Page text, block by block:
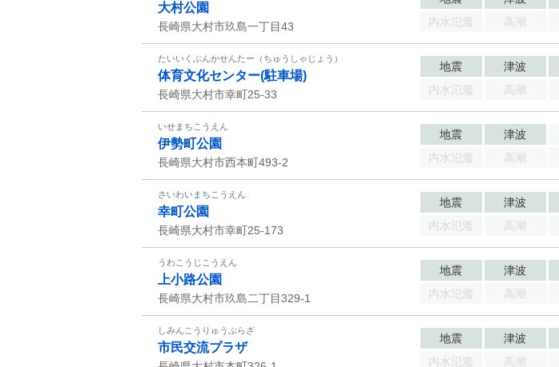
大村公園
長崎県大村市玖島一丁目43
内水氾濫
高潮
たいいくぶんかせんたー（ちゅうしゃじょう）
体育文化センター(駐車場)
長崎県大村市幸町25-33
地震 津波
内水氾濫
高潮
いせまちこうえん
伊勢町公園
長崎県大村市西本町493-2
地震 津波
内水氾濫
高潮
さいわいまちこうえん
幸町公園
長崎県大村市幸町25-173
地震 津波
内水氾濫
高潮
うわこうじこうえん
上小路公園
長崎県大村市玖島二丁目329-1
地震 津波
内水氾濫
高潮
しみんこうりゅうぷらざ
市民交流プラザ
地震 津波
内水氾濫
高潮